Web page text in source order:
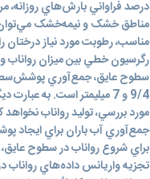
مناطق خشک و نيمه‌خشک مي‌توان
مناسب، رطوبت مورد نياز درختان
رگرسيون خطي بين ميزان رواناب
9/4 و 7 ميليمتر است. به
مورد بررسي، توليد رواناب
جمع‌آوري آب باران براي ايجاد
تجزيه واريانس داده‌هاي رواناب